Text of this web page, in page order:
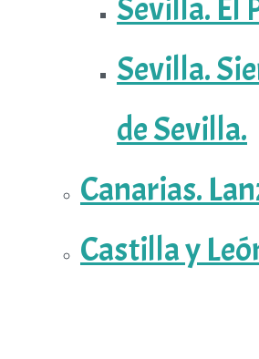
Sevilla. El
Sevilla.
de Sevilla.
Canarias.
Castilla y